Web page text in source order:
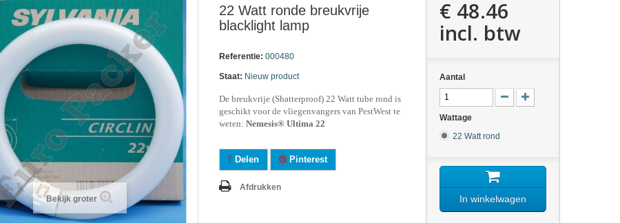
Bekijk groter
22 Watt ronde breukvrije
blacklight lamp
Referentie: 000480
Staat: Nieuw product
De breukvrije (Shatterproof) 22 Watt tube rond is
geschikt voor de vliegenvangers van PestWest te
weten: Nemesis® Ultima 22
Delen Pinterest
Afdrukken
€ 48.46
incl. btw
Aantal
Wattage
22 Watt rond
In winkelwagen